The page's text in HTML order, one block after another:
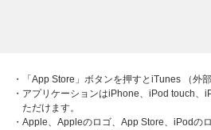
・「App Store」ボタンを押すとiTunes （外
・アプリケーションはiPhone、iPod touch
ただけます。
・Apple、Appleのロゴ、App Store、iPodの